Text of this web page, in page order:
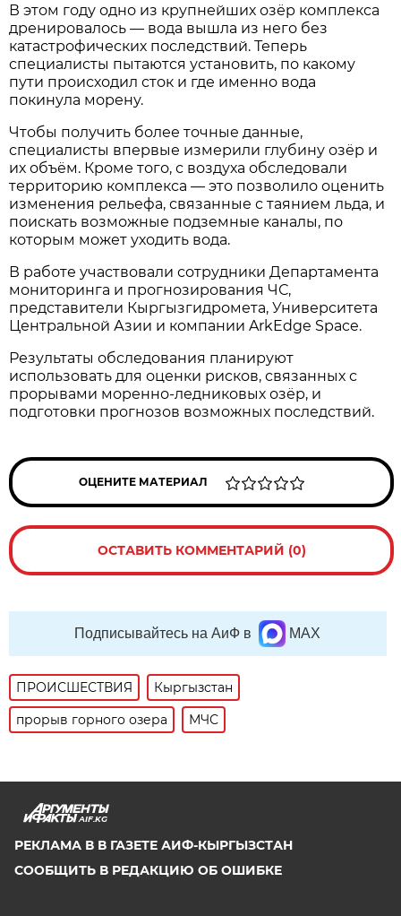
В этом году одно из крупнейших озёр комплекса
дренировалось — вода вышла из него без
катастрофических последствий. Теперь
специалисты пытаются установить, по какому
пути происходил сток и где именно вода
покинула морену.
Чтобы получить более точные данные,
специалисты впервые измерили глубину озёр и
их объём. Кроме того, с воздуха обследовали
территорию комплекса — это позволило оценить
изменения рельефа, связанные с таянием льда, и
поискать возможные подземные каналы, по
которым может уходить вода.
В работе участвовали сотрудники Департамента
мониторинга и прогнозирования ЧС,
представители Кыргызгидромета, Университета
Центральной Азии и компании ArkEdge Space.
Результаты обследования планируют
использовать для оценки рисков, связанных с
прорывами моренно-ледниковых озёр, и
подготовки прогнозов возможных последствий.
ОЦЕНИТЕ МАТЕРИАЛ
ОСТАВИТЬ КОММЕНТАРИЙ (0)
Подписывайтесь на АиФ в MAX
ПРОИСШЕСТВИЯ
Кыргызстан
прорыв горного озера
МЧС
AIF.KG
РЕКЛАМА В В ГАЗЕТЕ АИФ-КЫРГЫЗСТАН
СООБЩИТЬ В РЕДАКЦИЮ ОБ ОШИБКЕ